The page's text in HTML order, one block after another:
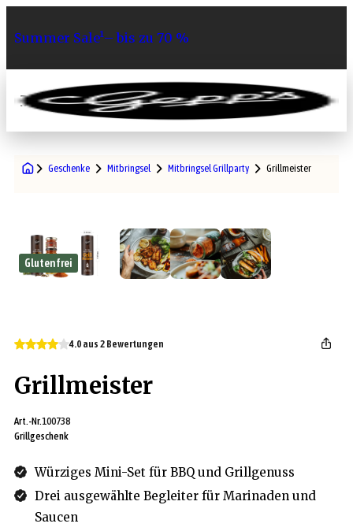
Summer Sale¹– bis zu 70 %
0
Geschenke Mitbringsel Mitbringsel Grillparty Grillmeister
Glutenfrei
4.0 aus 2 Bewertungen
Grillmeister
Art.-Nr.100738
Grillgeschenk
Würziges Mini-Set für BBQ und Grillgenuss
Drei ausgewählte Begleiter für Marinaden und
Saucen